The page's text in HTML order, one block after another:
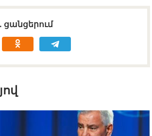
ցանցերում